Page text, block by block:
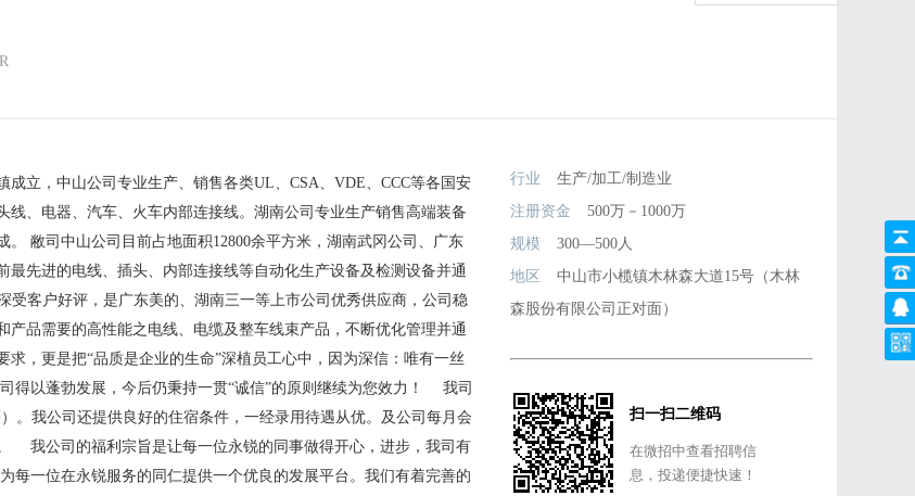
立，中山公司专业生产、销售各类UL、CSA、VDE、CCC等各国安
、电器、汽车、火车内部连接线。湖南公司专业生产销售高端装备
敝司中山公司目前占地面积12800余平方米，湖南武冈公司、广东
先进的电线、插头、内部连接线等自动化生产设备及检测设备并通
受客户好评，是广东美的、湖南三一等上市公司优秀供应商，公司稳
品需要的高性能之电线、电缆及整车线束产品，不断优化管理并通
，更是把“品质是企业的生命”深植员工心中，因为深信：唯有一丝
得以蓬勃发展，今后仍秉持一贯“诚信”的原则继续为您效力！ 我司
。我公司还提供良好的住宿条件，一经录用待遇从优。及公司每月会
我公司的福利宗旨是让每一位永锐的同事做得开心，进步，我司有
一位在永锐服务的同仁提供一个优良的发展平台。我们有着完善的
行业
生产/加工/制造业
注册资金
500万－1000万
规模
300—500人
地区
中山市小榄镇木林森大道15号（木林
森股份有限公司正对面）
扫一扫二维码
在微招中查看招聘信
息，投递便捷快速！